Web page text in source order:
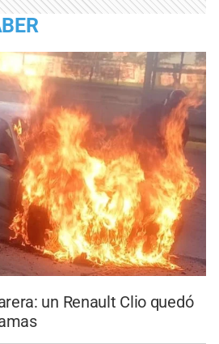
un Renault Clio quedó